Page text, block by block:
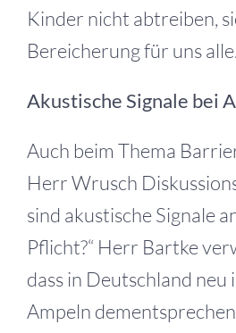
Kinder nicht abtreiben,
Bereicherung für uns
Akustische Signale bei
Auch beim Thema
Herr Wrusch
sind akustische Signale
Pflicht?“ Herr Bartke
dass in Deutschland
Ampeln